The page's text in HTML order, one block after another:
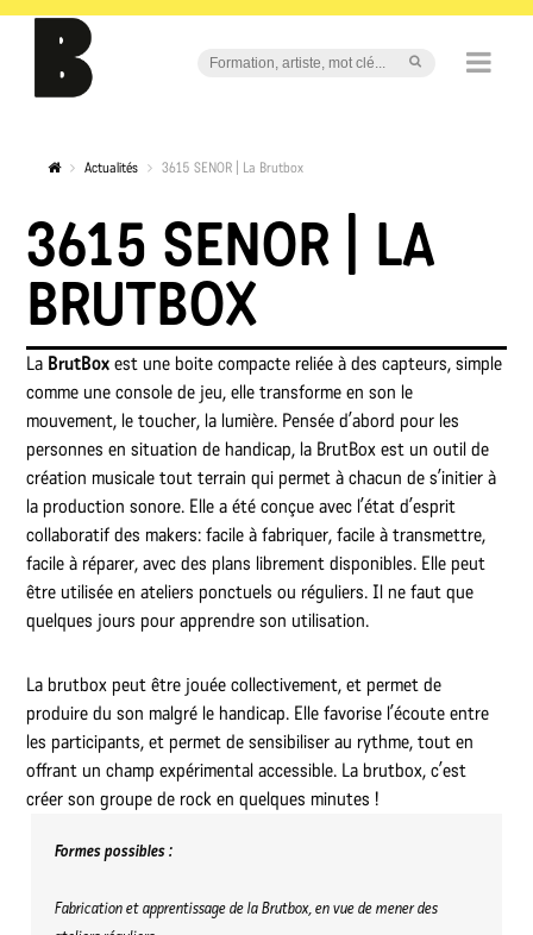
Actualités 3615 SENOR | La Brutbox
3615 SENOR | LA
BRUTBOX
La BrutBox est une boite compacte reliée à des capteurs, simple
comme une console de jeu, elle transforme en son le
mouvement, le toucher, la lumière. Pensée d’abord pour les
personnes en situation de handicap, la BrutBox est un outil de
création musicale tout terrain qui permet à chacun de s’initier à
la production sonore. Elle a été conçue avec l’état d’esprit
collaboratif des makers: facile à fabriquer, facile à transmettre,
facile à réparer, avec des plans librement disponibles. Elle peut
être utilisée en ateliers ponctuels ou réguliers. Il ne faut que
quelques jours pour apprendre son utilisation.
La brutbox peut être jouée collectivement, et permet de
produire du son malgré le handicap. Elle favorise l’écoute entre
les participants, et permet de sensibiliser au rythme, tout en
offrant un champ expérimental accessible. La brutbox, c’est
créer son groupe de rock en quelques minutes !
Formes possibles :
Fabrication et apprentissage de la Brutbox, en vue de mener des